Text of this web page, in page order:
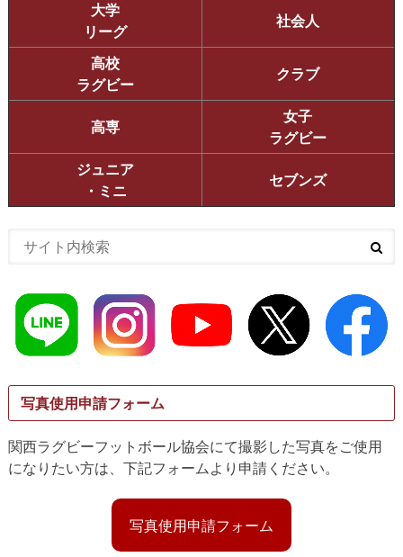
大学
リーグ
社会人
高校
ラグビー
クラブ
高専
女子
ラグビー
ジュニア
・ミニ
セブンズ
写真使用申請フォーム
関西ラグビーフットボール協会にて撮影した写真をご使用
になりたい方は、下記フォームより申請ください。
写真使用申請フォーム